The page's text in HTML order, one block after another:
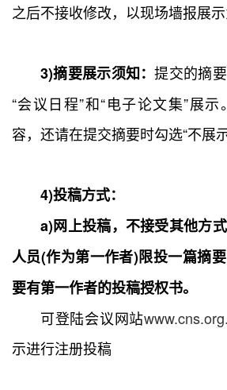
之后不接收修改，以现场墙报展示
3)摘要展示须知：提交的摘
“会议日程”和“电子论文集”展
容，还请在提交摘要时勾选“不展示
4)投稿方式：
a)网上投稿，不接受其他方
人员(作为第一作者)限投一篇摘
要有第一作者的投稿授权书。
可登陆会议网站
示进行注册投稿